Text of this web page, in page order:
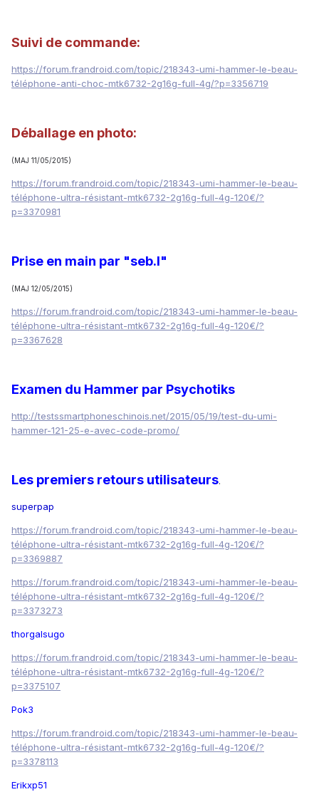
Suivi de commande:
https://forum.frandroid.com/topic/218343-umi-hammer-le-beau-
téléphone-anti-choc-mtk6732-2g16g-full-4g/?p=3356719
Déballage en photo:
(MAJ 11/05/2015)
https://forum.frandroid.com/topic/218343-umi-hammer-le-beau-
téléphone-ultra-résistant-mtk6732-2g16g-full-4g-120€/?
p=3370981
Prise en main par "seb.l"
(MAJ 12/05/2015)
https://forum.frandroid.com/topic/218343-umi-hammer-le-beau-
téléphone-ultra-résistant-mtk6732-2g16g-full-4g-120€/?
p=3367628
Examen du Hammer par Psychotiks
http://testssmartphoneschinois.net/2015/05/19/test-du-umi-
hammer-121-25-e-avec-code-promo/
Les premiers retours utilisateurs.
superpap
https://forum.frandroid.com/topic/218343-umi-hammer-le-beau-
téléphone-ultra-résistant-mtk6732-2g16g-full-4g-120€/?
p=3369887
https://forum.frandroid.com/topic/218343-umi-hammer-le-beau-
téléphone-ultra-résistant-mtk6732-2g16g-full-4g-120€/?
p=3373273
thorgalsugo
https://forum.frandroid.com/topic/218343-umi-hammer-le-beau-
téléphone-ultra-résistant-mtk6732-2g16g-full-4g-120€/?
p=3375107
Pok3
https://forum.frandroid.com/topic/218343-umi-hammer-le-beau-
téléphone-ultra-résistant-mtk6732-2g16g-full-4g-120€/?
p=3378113
Erikxp51